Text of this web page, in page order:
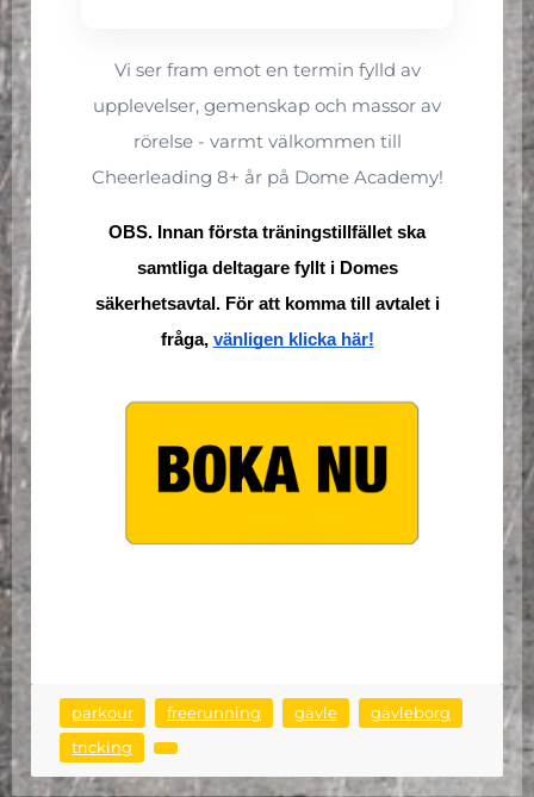
Vi ser fram emot en termin fylld av
upplevelser, gemenskap och massor av
rörelse - varmt välkommen till
Cheerleading 8+ år på Dome Academy!
OBS. Innan första träningstillfället ska
samtliga deltagare fyllt i Domes
säkerhetsavtal. För att komma till avtalet i
fråga, vänligen klicka här!
parkour freerunning gävle
gävleborg
tricking